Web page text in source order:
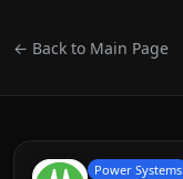
← Back to Main Page
Power Systems